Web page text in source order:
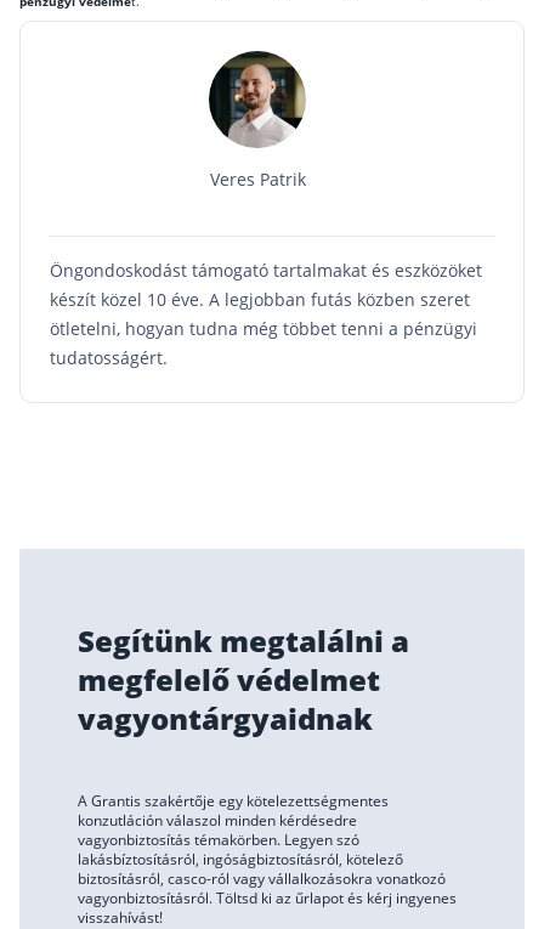
Veres Patrik
Öngondoskodást támogató tartalmakat és eszközöket
készít közel 10 éve. A legjobban futás közben szeret
ötletelni, hogyan tudna még többet tenni a pénzügyi
tudatosságért.
Segítünk megtalálni a
megfelelő védelmet
vagyontárgyaidnak
A Grantis szakértője egy kötelezettségmentes
konzutláción válaszol minden kérdésedre
vagyonbiztosítás témakörben. Legyen szó
lakásbíztosításról, ingóságbiztosításról, kötelező
biztosításról, casco-ról vagy vállalkozásokra vonatkozó
vagyonbiztosításról. Töltsd ki az űrlapot és kérj ingyenes
visszahívást!